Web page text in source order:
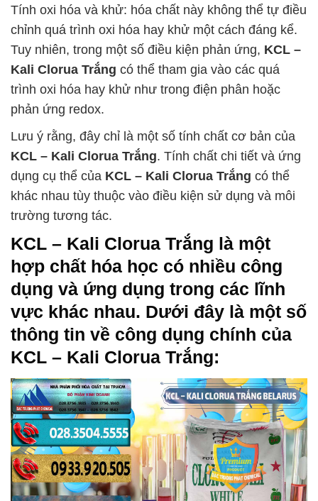
Tính oxi hóa và khử: hóa chất này không thể tự điều
chỉnh quá trình oxi hóa hay khử một cách đáng kể.
Tuy nhiên, trong một số điều kiện phản ứng, KCL –
Kali Clorua Trắng có thể tham gia vào các quá
trình oxi hóa hay khử như trong điện phân hoặc
phản ứng redox.
Lưu ý rằng, đây chỉ là một số tính chất cơ bản của
KCL – Kali Clorua Trắng. Tính chất chi tiết và ứng
dụng cụ thể của KCL – Kali Clorua Trắng có thể
khác nhau tùy thuộc vào điều kiện sử dụng và môi
trường tương tác.
KCL – Kali Clorua Trắng là một
hợp chất hóa học có nhiều công
dụng và ứng dụng trong các lĩnh
vực khác nhau. Dưới đây là một số
thông tin về công dụng chính của
KCL – Kali Clorua Trắng: